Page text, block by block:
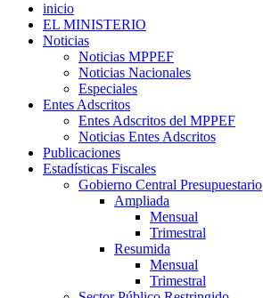
inicio
EL MINISTERIO
Noticias
Noticias MPPEF
Noticias Nacionales
Especiales
Entes Adscritos
Entes Adscritos del MPPEF
Noticias Entes Adscritos
Publicaciones
Estadísticas Fiscales
Gobierno Central Presupuestario
Ampliada
Mensual
Trimestral
Resumida
Mensual
Trimestral